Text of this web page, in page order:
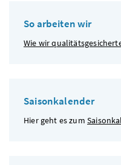
So arbeiten wir
Wie wir
Saisonkalender
Hier geht es zum